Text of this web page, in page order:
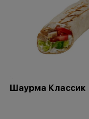
Шаурма Классик